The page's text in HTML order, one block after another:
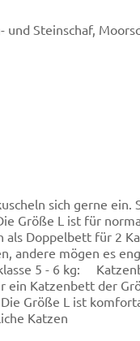
Steinschaf,
sich gerne ein.
Größe L ist für
Doppelbett für 2
andere mögen es
5 - 6 kg:
Katzenbett der
Größe L ist
Katzen